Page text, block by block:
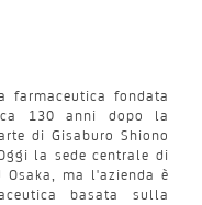
farmaceutica fondata
130 anni dopo la
di Gisaburo Shiono
la sede centrale di
ma l'azienda è
basata sulla